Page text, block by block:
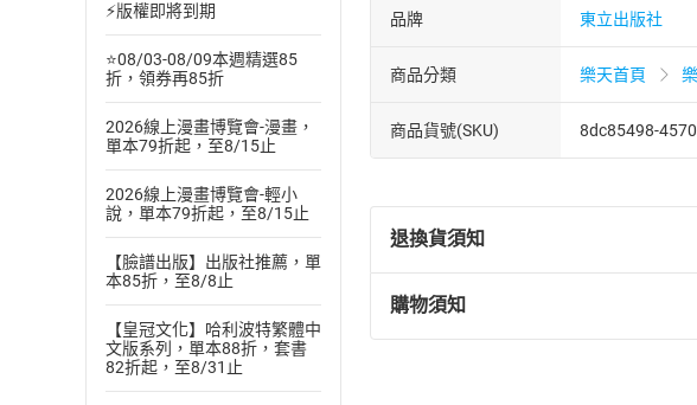
⚡版權即將到期
⭐08/03-08/09本週精選85
折，領券再85折
2026線上漫畫博覽會-漫畫，
單本79折起，至8/15止
2026線上漫畫博覽會-輕小
說，單本79折起，至8/15止
【臉譜出版】出版社推薦，單
本85折，至8/8止
【皇冠文化】哈利波特繁體中
文版系列，單本88折，套書
82折起，至8/31止
品牌 東立出版社
商品分類 樂天首頁
商品貨號(SKU) 8dc85498-
退換貨須知
退換貨規定：
(一)依消費者保護法第19條第1
購物須知